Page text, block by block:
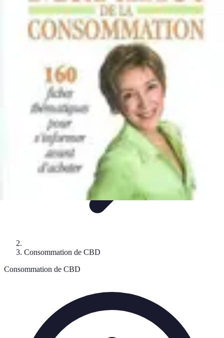
Mon CBD Pro
Achat et qualitéUtilisation du CBDAchat UtilisationTendances CBD
Consommation de CBD
Consommation de CBD